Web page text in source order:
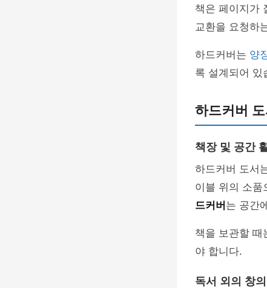
책은 페이지가
교환을 요청하
하드커버는 양
록 설계되어 있
하드커버
책장 및 공간
하드커버 도서
이블 위의 소품
드커버 는 공간
책을 보관할 때
야 합니다.
독서 외의 창